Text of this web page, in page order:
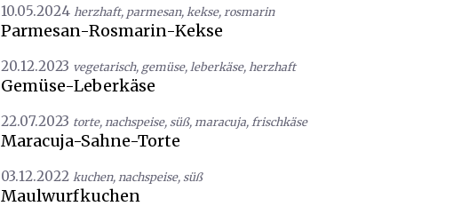
10.05.2024 herzhaft, parmesan, kekse, rosmarin
Parmesan-Rosmarin-Kekse
20.12.2023 vegetarisch, gemüse, leberkäse, herzhaft
Gemüse-Leberkäse
22.07.2023 torte, nachspeise, süß, maracuja, frischkäse
Maracuja-Sahne-Torte
03.12.2022 kuchen, nachspeise, süß
Maulwurfkuchen